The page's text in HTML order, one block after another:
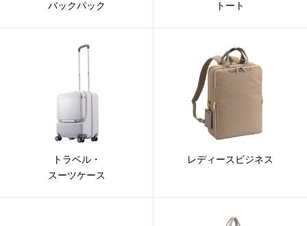
バックパック
トート
トラベル・
スーツケース
レディースビジネス